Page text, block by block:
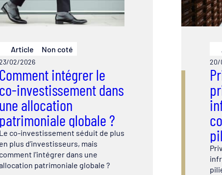
Article Non coté
02/2026
Comment intégrer le
co-investissement dans
une allocation
patrimoniale globale ?
Le co-investissement séduit de plus
en plus d’investisseurs, mais
comment l'intégrer dans une
patrimoniale globale ?
20/